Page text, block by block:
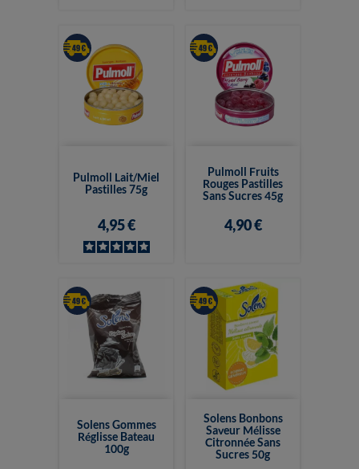
Pulmoll Lait/Miel
Pastilles 75g
4,95 €
Pulmoll Fruits
Rouges Pastilles
Sans Sucres 45g
4,90 €
Solens Gommes
Réglisse Bateau
100g
Solens Bonbons
Saveur Mélisse
Citronnée Sans
Sucres 50g